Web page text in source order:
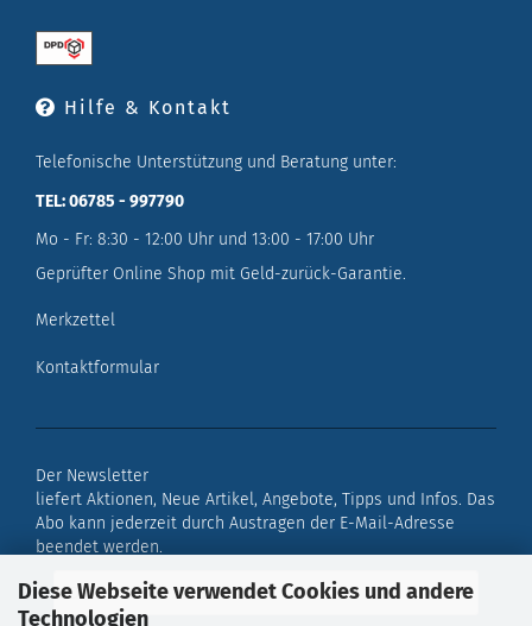
Diese Webseite verwendet Cookies und andere
Technologien
Hilfe & Kontakt
Telefonische Unterstützung und Beratung unter:
TEL: 06785 - 997790
Mo - Fr: 8:30 - 12:00 Uhr und 13:00 - 17:00 Uhr
Geprüfter Online Shop mit Geld-zurück-Garantie.
Merkzettel
Kontaktformular
Der Newsletter
liefert Aktionen, Neue Artikel, Angebote, Tipps und Infos. Das
Abo kann jederzeit durch Austragen der E-Mail-Adresse
beendet werden.